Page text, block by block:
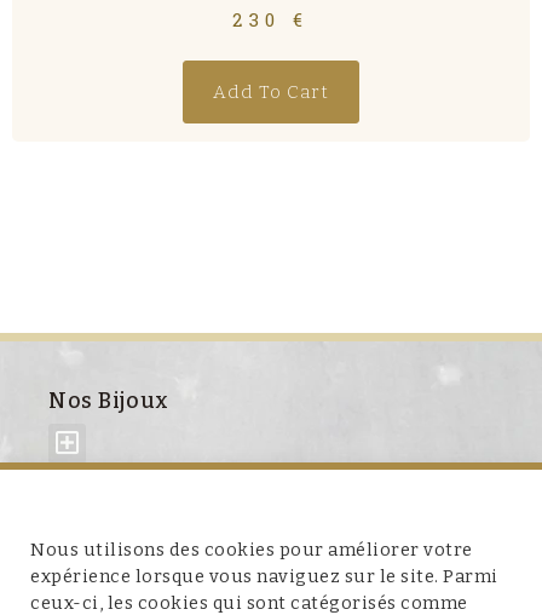
230€
Add To Cart
Nos Bijoux
À propos de nous
Nous utilisons des cookies pour améliorer votre
expérience lorsque vous naviguez sur le site. Parmi
ceux-ci, les cookies qui sont catégorisés comme